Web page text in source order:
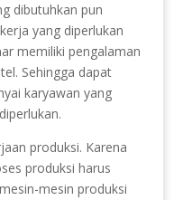
dibutuhkan pun
yang diperlukan
memiliki pengalaman
Sehingga dapat
karyawan yang
produksi. Karena
produksi harus
mesin produksi